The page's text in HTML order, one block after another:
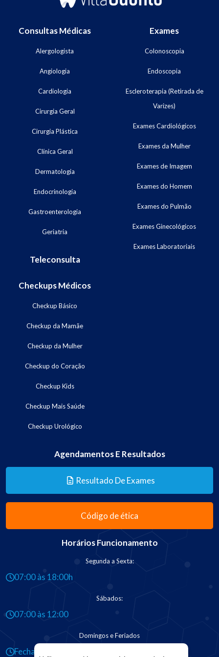
Consultas Médicas
Alergologista
Angiologia
Cardiologia
Cirurgia Geral
Cirurgia Plástica
Clínica Geral
Dermatologia
Endocrinologia
Gastroenterologia
Geriatria
Teleconsulta
Exames
Colonoscopia
Endoscopia
Escleroterapia (Retirada de
Varizes)
Exames Cardiológicos
Exames da Mulher
Exames de Imagem
Exames do Homem
Exames do Pulmão
Exames Ginecológicos
Exames Laboratoriais
Checkups Médicos
Checkup Básico
Checkup da Mamãe
Checkup da Mulher
Checkup do Coração
Checkup Kids
Checkup Mais Saúde
Checkup Urológico
Agendamentos E Resultados
Resultado De Exames
Código de ética
Horários Funcionamento
Segunda a Sexta:
07:00 às 18:00h
Sábados:
07:00 às 12:00
Domingos e Feriados
Fechado